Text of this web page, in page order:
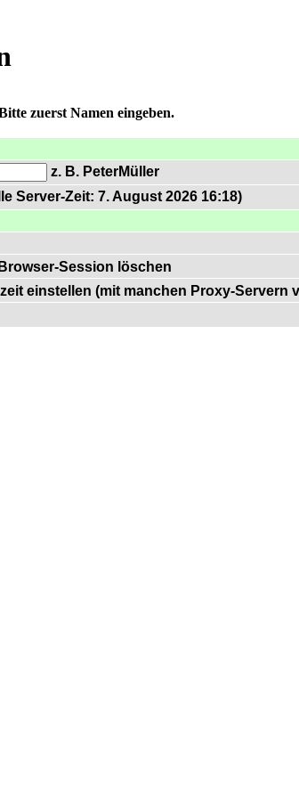
zuerst Namen eingeben.
z. B. PeterMüller
Server-Zeit: 7. August 2026 16:18)
Session löschen
einstellen (mit manchen Proxy-Servern